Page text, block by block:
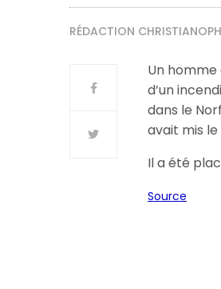
RÉDACTION
Un homme
d’un
dans le
avait mis le
Il a été
Source